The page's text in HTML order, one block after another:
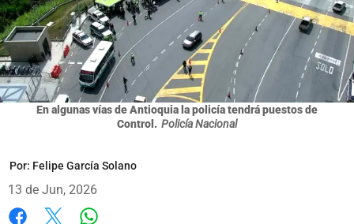
En algunas vías de Antioquia la policía tendrá puestos de
Control. Policía Nacional
Por: Felipe García Solano
13 de Jun, 2026